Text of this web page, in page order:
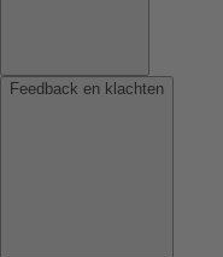
Feedback en klachten